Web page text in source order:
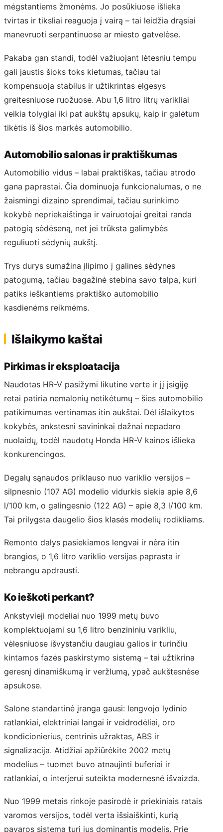
mėgstantiems žmonėms. Jo posūkiuose išlieka
tvirtas ir tiksliai reaguoja į vairą – tai leidžia drąsiai
manevruoti serpantinuose ar miesto gatvelėse.
Pakaba gan standi, todėl važiuojant lėtesniu tempu
gali jaustis šioks toks kietumas, tačiau tai
kompensuoja stabilus ir užtikrintas elgesys
greitesniuose ruožuose. Abu 1,6 litro litrų varikliai
veikia tolygiai iki pat aukštų apsukų, kaip ir galėtum
tikėtis iš šios markės automobilio.
Automobilio salonas ir praktiškumas
Automobilio vidus – labai praktiškas, tačiau atrodo
gana paprastai. Čia dominuoja funkcionalumas, o ne
žaismingi dizaino sprendimai, tačiau surinkimo
kokybė nepriekaištinga ir vairuotojai greitai randa
patogią sėdėseną, net jei trūksta galimybės
reguliuoti sėdynių aukštį.
Trys durys sumažina įlipimo į galines sėdynes
patogumą, tačiau bagažinė stebina savo talpa, kuri
patiks ieškantiems praktiško automobilio
kasdienėms reikmėms.
Išlaikymo kaštai
Pirkimas ir eksploatacija
Naudotas HR-V pasižymi likutine verte ir jį įsigiję
retai patiria nemalonių netikėtumų – šies automobilio
patikimumas vertinamas itin aukštai. Dėl išlaikytos
kokybės, ankstesni savininkai dažnai nepadaro
nuolaidų, todėl naudotų Honda HR-V kainos išlieka
konkurencingos.
Degalų sąnaudos priklauso nuo variklio versijos –
silpnesnio (107 AG) modelio vidurkis siekia apie 8,6
l/100 km, o galingesnio (122 AG) – apie 8,3 l/100 km.
Tai prilygsta daugelio šios klasės modelių rodikliams.
Remonto dalys pasiekiamos lengvai ir nėra itin
brangios, o 1,6 litro variklio versijas paprasta ir
nebrangu apdrausti.
Ko ieškoti perkant?
Ankstyvieji modeliai nuo 1999 metų buvo
komplektuojami su 1,6 litro benzininiu varikliu,
vėlesniuose išvystančiu daugiau galios ir turinčiu
kintamos fazės paskirstymo sistemą – tai užtikrina
geresnį dinamiškumą ir veržlumą, ypač aukštesnėse
apsukose.
Salone standartinė įranga gausi: lengvojo lydinio
ratlankiai, elektriniai langai ir veidrodėliai, oro
kondicionierius, centrinis užraktas, ABS ir
signalizacija. Atidžiai apžiūrėkite 2002 metų
modelius – tuomet buvo atnaujinti buferiai ir
ratlankiai, o interjerui suteikta modernesnė išvaizda.
Nuo 1999 metais rinkoje pasirodė ir priekiniais ratais
varomos versijos, todėl verta išsiaiškinti, kurią
pavaros sistemą turi jus dominantis modelis. Prie